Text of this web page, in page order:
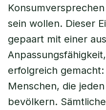
sein wollen. Dieser
gepaart mit einer
erfolgreich
Menschen, die
bevölkern.